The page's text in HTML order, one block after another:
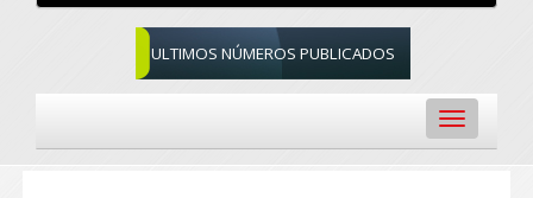
ULTIMOS NÚMEROS PUBLICADOS
Toggle
navigation